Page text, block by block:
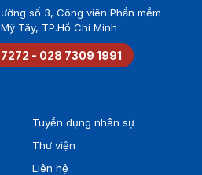
số 3, Công viên Phần mềm
Tây, TP.Hồ Chí Minh
- 028 7309 1991
Tuyển dụng nhân sự
Thư viện
Liên hệ